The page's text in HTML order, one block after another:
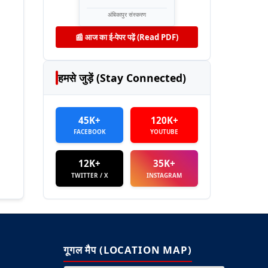
अंबिकापुर संस्करण
📰 आज का ई-पेपर पढ़ें (Read PDF)
हमसे जुड़ें (Stay Connected)
45K+
FACEBOOK
120K+
YOUTUBE
12K+
TWITTER / X
35K+
INSTAGRAM
गूगल मैप (LOCATION MAP)